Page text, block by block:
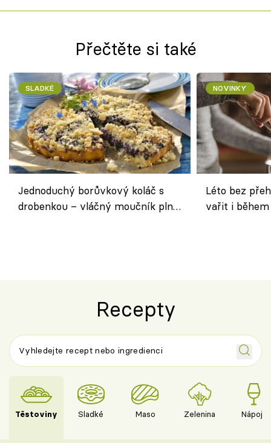
Přečtěte si také
SLADKÉ
Jednoduchý borůvkový koláč s
drobenkou – vláčný moučník plný
NOVINKY
Léto bez
vařit i
Recepty
Těstoviny Sladké Maso Zelenina Nápoje